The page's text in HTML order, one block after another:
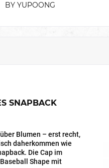
BY YUPOONG
SNAPBACK
Blumen – erst recht,
daherkommen wie
Die Cap im
Shape mit